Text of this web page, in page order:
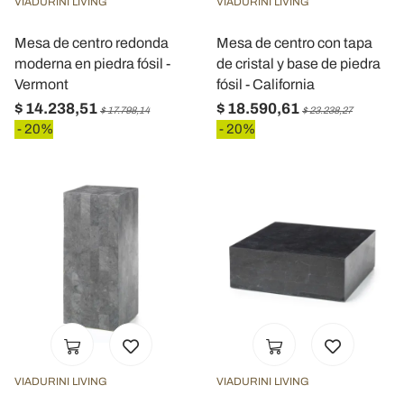
Mesa de centro redonda
moderna en piedra fósil -
Vermont
$ 14.238,51 $ 17.798,14
- 20%
Mesa de centro con tapa
de cristal y base de piedra
fósil - California
$ 18.590,61 $ 23.238,27
- 20%
VIADURINI LIVING VIADURINI LIVING